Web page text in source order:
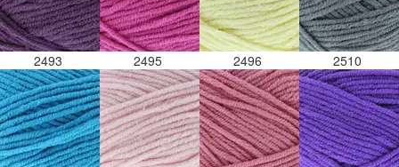
2493 2495 2496 2510